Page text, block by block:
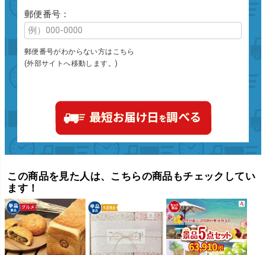
郵便番号：
郵便番号がわからない方はこちら
(外部サイトへ移動します。)
この商品を見た人は、こちらの商品もチェックしてい
ます！